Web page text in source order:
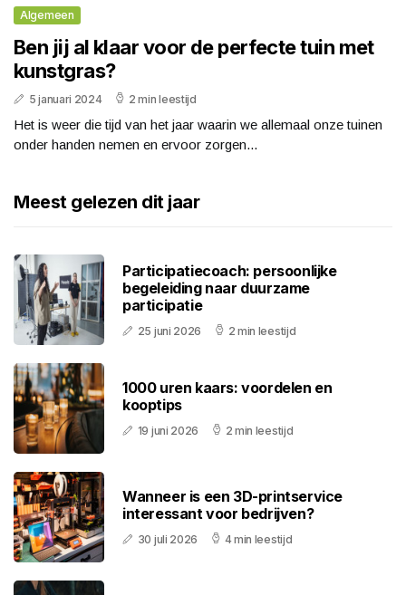
Algemeen
Ben jij al klaar voor de perfecte tuin met
kunstgras?
5 januari 2024 2 min leestijd
Het is weer die tijd van het jaar waarin we allemaal onze tuinen
onder handen nemen en ervoor zorgen...
Meest gelezen dit jaar
Participatiecoach: persoonlijke
begeleiding naar duurzame
participatie
25 juni 2026 2 min leestijd
1000 uren kaars: voordelen en
kooptips
19 juni 2026 2 min leestijd
Wanneer is een 3D-printservice
interessant voor bedrijven?
30 juli 2026 4 min leestijd